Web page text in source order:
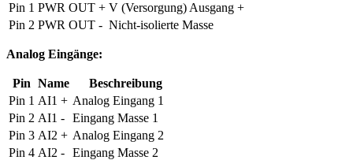
Pin 1 PWR OUT + V (Versorgung) Ausgang +
Pin 2 PWR OUT - Nicht-isolierte Masse
Analog Eingänge:
Pin Name
Beschreibung
Pin 1 AI1 + Analog Eingang 1
Pin 2 AI1 - Eingang Masse 1
Pin 3 AI2 + Analog Eingang 2
Pin 4 AI2 - Eingang Masse 2